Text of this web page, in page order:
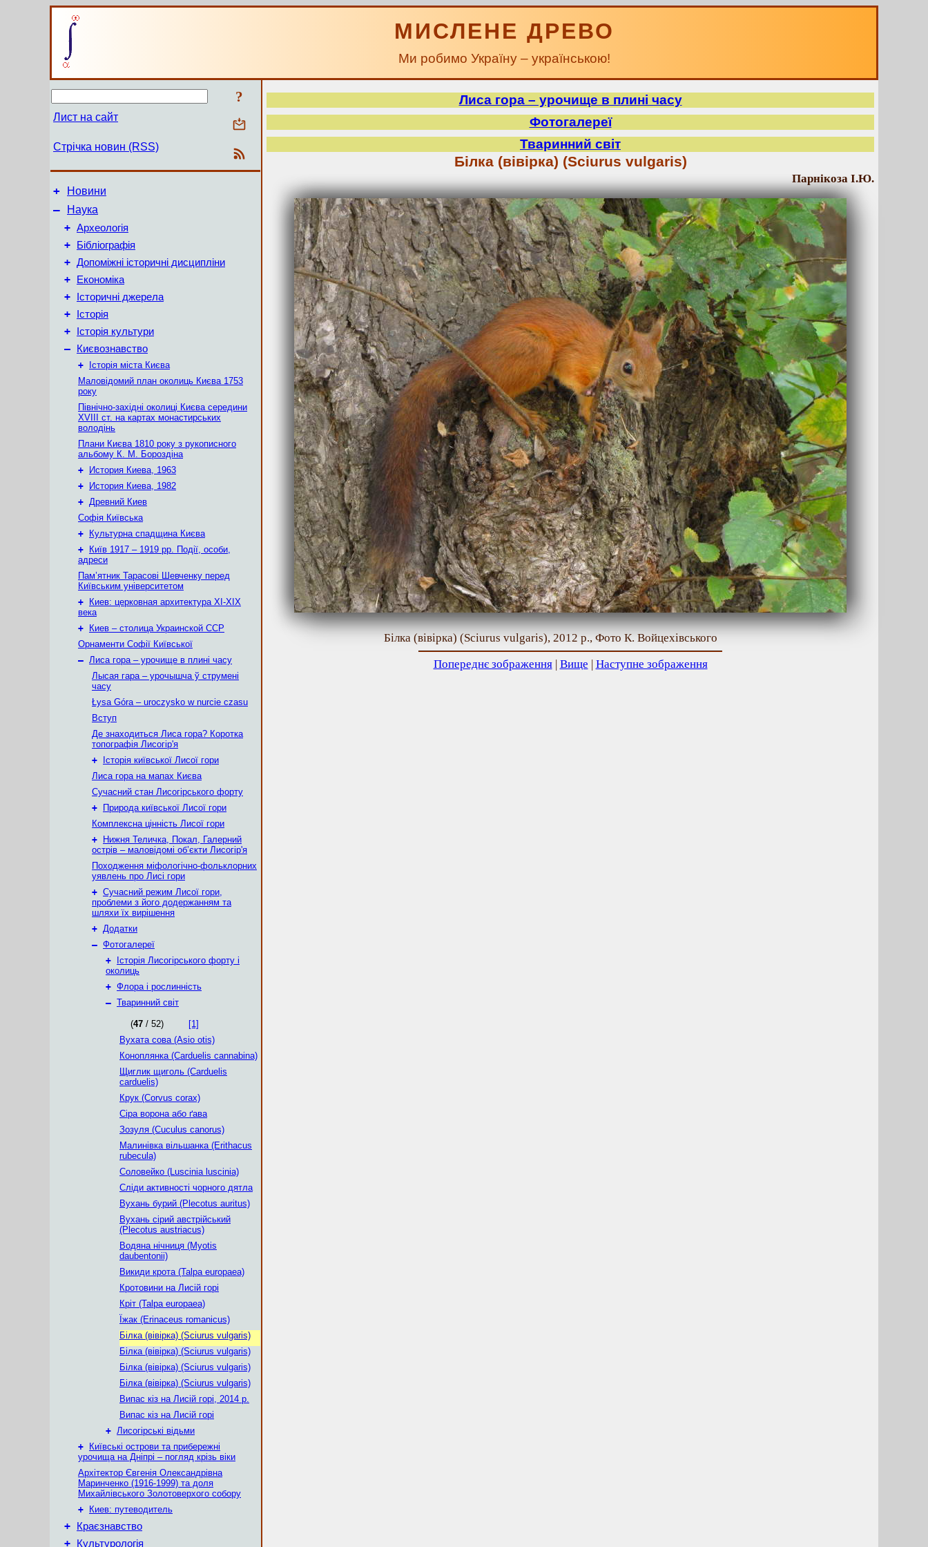
МИСЛЕНЕ ДРЕВО
Ми робимо Україну – українською!
?
Лист на сайт
Стрічка новин (RSS)
+ Новини
–
Наука
+ Археологія
+ Бібліографія
+ Допоміжні історичні дисципліни
+ Економіка
+ Історичні джерела
+ Історія
+ Історія культури
– Києвознавство
+
Історія міста Києва
Маловідомий план околиць Києва 1753
року
Північно-західні околиці Києва середини
XVIII ст. на картах монастирських
володінь
Плани Києва 1810 року з рукописного
альбому К. М. Бороздіна
+
История Киева, 1963
+
История Киева, 1982
+ Древний Киев
Софія Київська
+
Культурна спадщина Києва
+
Київ 1917 – 1919 рр. Події, особи,
адреси
Пам’ятник Тарасові Шевченку перед
Київським університетом
+
Киев: церковная архитектура XI-XIX
века
+
Киев – столица Украинской ССР
Орнаменти Софії Київської
– Лиса гора – урочище в плині часу
Лысая гара – урочышча ў струмені
часу
Łysa Góra – uroczysko w nurcie czasu
Вступ
Де знаходиться Лиса гора? Коротка
топографія Лисогір'я
+
Історія київської Лисої гори
Лиса гора на мапах Києва
Сучасний стан Лисогірського форту
+
Природа київської Лисої гори
Комплексна цінність Лисої гори
+
Нижня Теличка, Покал, Галерний
острів – маловідомі об’єкти Лисогір'я
Походження міфологічно-фольклорних
уявлень про Лисі гори
+ Сучасний режим Лисої гори,
проблеми з його додержанням та
шляхи їх вирішення
+ Додатки
– Фотогалереї
+
Історія Лисогірського форту і
околиць
+ Флора і рослинність
– Тваринний світ
(47 / 52)
[1]
Вухата сова (Asio otis)
Коноплянка (Carduelis cannabina)
Щиглик щиголь (Carduelis
carduelis)
Крук (Corvus corax)
Сіра ворона або ґава
Зозуля (Cuculus canorus)
Малинівка вільшанка (Erithacus
rubecula)
Соловейко (Luscinia luscinia)
Сліди активності чорного дятла
Вухань бурий (Plecotus auritus)
Вухань сірий австрійський
(Plecotus austriacus)
Водяна нічниця (Myotis
daubentonii)
Викиди крота (Talpa europaea)
Кротовини на Лисій горі
Кріт (Talpa europaea)
Їжак (Erinaceus romanicus)
Білка (вівірка) (Sciurus vulgaris)
Білка (вівірка) (Sciurus vulgaris)
Білка (вівірка) (Sciurus vulgaris)
Білка (вівірка) (Sciurus vulgaris)
Випас кіз на Лисій горі, 2014 р.
Випас кіз на Лисій горі
+ Лисогірські відьми
+
Київські острови та прибережні
урочища на Дніпрі – погляд крізь віки
Архітектор Євгенія Олександрівна
Маринченко (1916-1999) та доля
Михайлівського Золотоверхого собору
+
Киев: путеводитель
+ Краєзнавство
+ Культурологія
Лиса гора – урочище в плині часу
Фотогалереї
Тваринний світ
Білка (вівірка) (Sciurus vulgaris)
Парнікоза І.Ю.
Білка (вівірка) (Sciurus vulgaris), 2012 р., Фото К. Войцехівського
Попереднє зображення| Вище | Наступне зображення